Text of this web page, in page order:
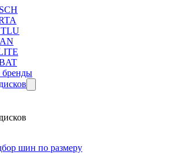
бренды
шин по размеру